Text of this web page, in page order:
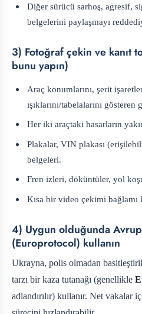
Diğer sürücü sarhoş, agresif,
belgelerini paylaşmayı
3) Fotoğraf çekin ve kanıt
bunu yapın)
Araç konumlarını, şerit
ışıklarını/tabelalarını gösteren
Her iki araçtaki hasarların
Plakalar, VIN plakası
belgeleri.
Fren izleri, döküntüler, yol
Kısa bir video çekimi bağlamı
4) Uygun olduğunda
(Europrotocol) kullanın
Ukrayna, polis olmadan
tarzı bir kaza tutanağı (genellikle
adlandırılır) kullanır. Net vakalar